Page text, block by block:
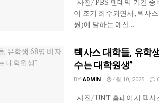
이 조기 회수되면서, 텍사
원)에 달하는 예산...
텍사스 대학들, 유학
수는 대학원생”
BY ADMIN 4월 10, 2025
사진/ UNT 홈페이지 텍사